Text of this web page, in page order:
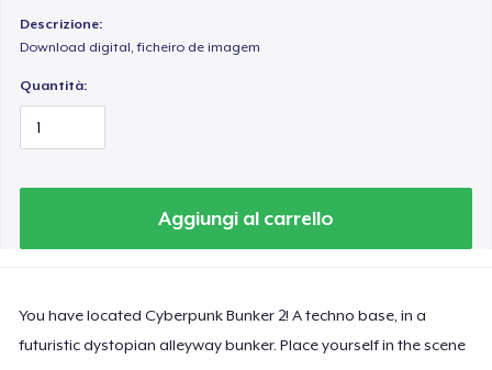
Descrizione:
Download digital, ficheiro de imagem
Quantità:
Aggiungi al carrello
You have located Cyberpunk Bunker 2! A techno base, in a
futuristic dystopian alleyway bunker. Place yourself in the scene